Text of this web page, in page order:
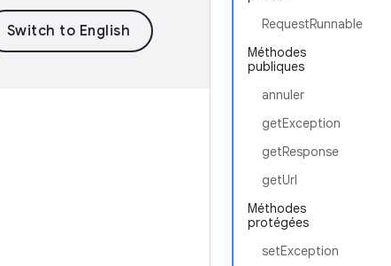
RequestRunnable
Méthodes
publiques
annuler
getException
getResponse
getUrl
Méthodes
protégées
setException